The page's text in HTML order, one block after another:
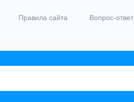
Правила сайта Вопрос-ответ